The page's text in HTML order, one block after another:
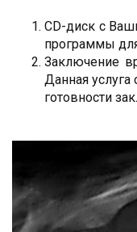
CD-диск с
программы
Заключение
Данная
готовности